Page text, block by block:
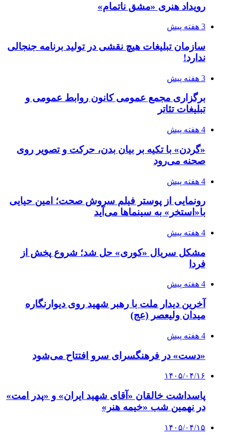
رویداد هنری «مشق ناتمام»
3 هفته پیش
سازمان تبلیغات هیچ نقشی در تولید برنامه جنجالی
ندارد!
3 هفته پیش
برگزاری مجمع عمومی کانون روابط عمومی و
تبلیغات تئاتر
4 هفته پیش
«گردن» با تکیه بر بیان بدن، حرکت و تصویر روی
صحنه می‌رود
4 هفته پیش
رونمایی از پوستر فیلم سروش صحت؛ امین حیایی
با«استخر» به سینماها می‌آید
4 هفته پیش
مشکل سریال «کوری» حل شد؛ شروع پخش از
فردا
4 هفته پیش
آخرین دیدار ملت با رهبر شهید روی دیوارنگاره
میدان ولیعصر (عج)
4 هفته پیش
«دست» در فرهنگسرای سرو افتتاح می‌شود
۱۴۰۵/۰۴/۱۶
پاسداشت خالقان «آقای شهید ایران» و «پدر امت»
در نهمین شب «خیمه هنر»
۱۴۰۵/۰۴/۱۵